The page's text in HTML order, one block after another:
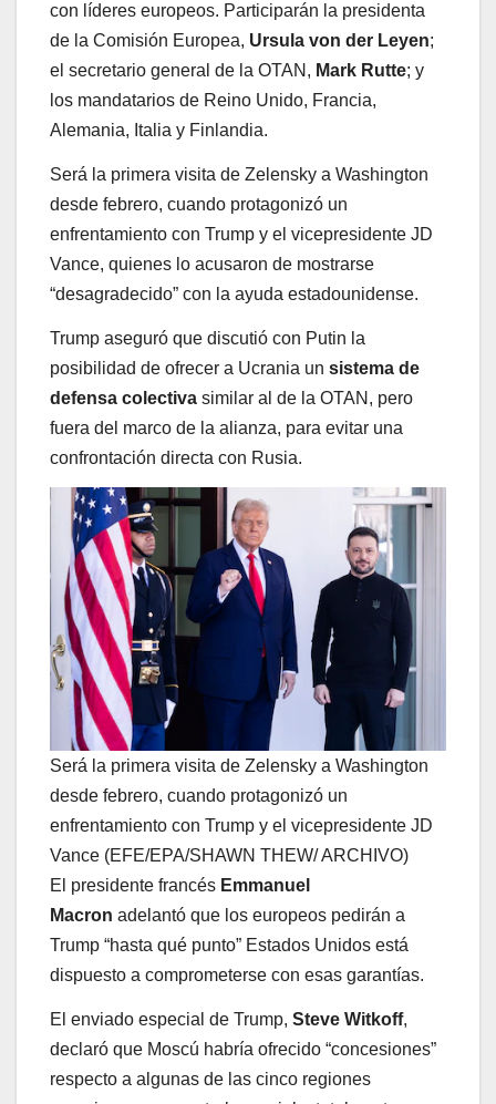
con líderes europeos. Participarán la presidenta
de la Comisión Europea, Ursula von der Leyen;
el secretario general de la OTAN, Mark Rutte; y
los mandatarios de Reino Unido, Francia,
Alemania, Italia y Finlandia.
Será la primera visita de Zelensky a Washington
desde febrero, cuando protagonizó un
enfrentamiento con Trump y el vicepresidente JD
Vance, quienes lo acusaron de mostrarse
“desagradecido” con la ayuda estadounidense.
Trump aseguró que discutió con Putin la
posibilidad de ofrecer a Ucrania un sistema de
defensa colectiva similar al de la OTAN, pero
fuera del marco de la alianza, para evitar una
confrontación directa con Rusia.
Será la primera visita de Zelensky a Washington
desde febrero, cuando protagonizó un
enfrentamiento con Trump y el vicepresidente JD
Vance (EFE/EPA/SHAWN THEW/ ARCHIVO)
El presidente francés Emmanuel
Macron adelantó que los europeos pedirán a
Trump “hasta qué punto” Estados Unidos está
dispuesto a comprometerse con esas garantías.
El enviado especial de Trump, Steve Witkoff,
declaró que Moscú habría ofrecido “concesiones”
respecto a algunas de las cinco regiones